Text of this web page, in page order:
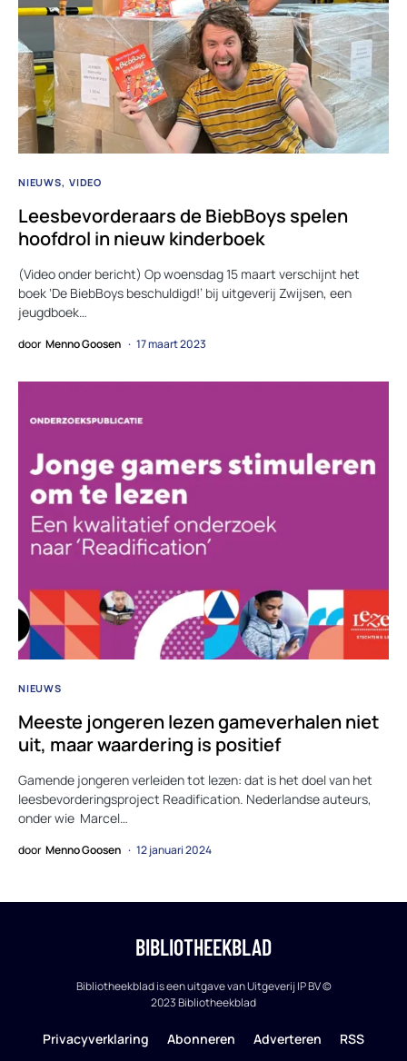
NIEUWS VIDEO
Leesbevorderaars de BiebBoys spelen
hoofdrol in nieuw kinderboek
(Video onder bericht) Op woensdag 15 maart verschijnt het
boek ‘De BiebBoys beschuldigd!’ bij uitgeverij Zwijsen, een
jeugdboek…
door Menno Goosen 17 maart 2023
NIEUWS
Meeste jongeren lezen gameverhalen niet
uit, maar waardering is positief
Gamende jongeren verleiden tot lezen: dat is het doel van het
leesbevorderingsproject Readification. Nederlandse auteurs,
onder wie Marcel…
door Menno Goosen 12 januari 2024
BIBLIOTHEEKBLAD
Bibliotheekblad is een uitgave van Uitgeverij IP BV ©
2023 Bibliotheekblad
Privacyverklaring Abonneren Adverteren RSS